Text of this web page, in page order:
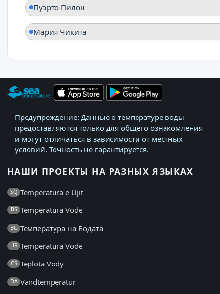
Пуэрто Пилон
Мария Чикита
Предупреждение: Данные о температуре воды
предоставляются только для общего ознакомления
и могут отличаться в зависимости от местных
условий. Точность не гарантируется.
НАШИ ПРОЕКТЫ НА РАЗНЫХ ЯЗЫКАХ
SQ Temperatura e Ujit
BS Temperatura Vode
BG Температура на Водата
HR Temperatura Vode
CS Teplota Vody
DA Vandtemperatur